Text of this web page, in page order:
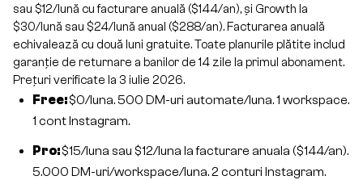
sau $12/lună cu facturare anuală ($144/an), și Growth la
$30/lună sau $24/lună anual ($288/an). Facturarea anuală
echivalează cu două luni gratuite. Toate planurile plătite includ
garanție de returnare a banilor de 14 zile la primul abonament.
Prețuri verificate la 3 iulie 2026.
Free:$0/luna. 500 DM-uri automate/luna. 1 workspace.
1 cont Instagram.
Pro:$15/luna sau $12/luna la facturare anuala ($144/an).
5.000 DM-uri/workspace/luna. 2 conturi Instagram.